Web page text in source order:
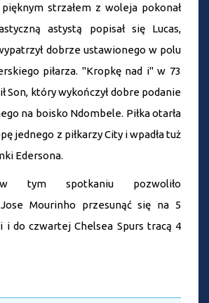
strzałem z woleja pokonał
astystą popisał się Lucas,
dobrze ustawionego w polu
piłarza. "Kropkę nad i" w 73
Son, który wykończył dobre podanie
na boisko Ndombele. Piłka otarła
jednego z piłkarzy City i wpadła tuż
Edersona.
w tym spotkaniu pozwoliło
Mourinho przesunąć się na 5
i do czwartej Chelsea Spurs tracą 4